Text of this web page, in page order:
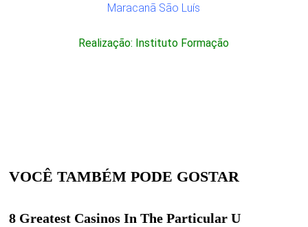
Maracanã São Luís
Realização: Instituto Formação
VOCÊ TAMBÉM PODE GOSTAR
8 Greatest Casinos In The Particular U